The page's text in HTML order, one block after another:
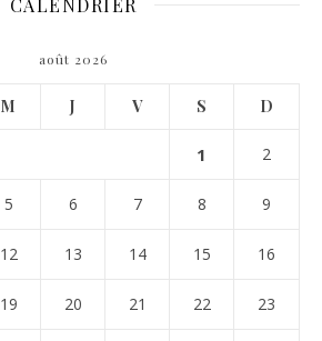
CALENDRIER
août 2026
M J V S D
1 2
5 6 7 8 9
12 13 14 15 16
19 20 21 22 23